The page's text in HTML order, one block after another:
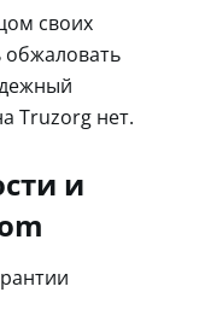
своих
обжаловать
Truzorg нет.
и